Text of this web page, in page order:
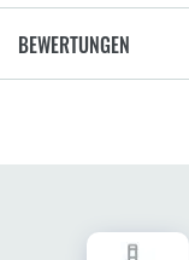
BEWERTUNGEN